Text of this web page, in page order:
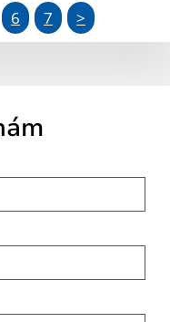
6 7 >